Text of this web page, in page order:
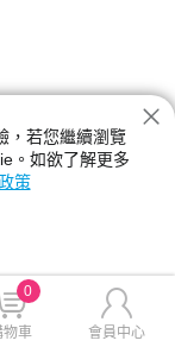
，若您繼續瀏覽
。如欲了解更多
策
物車
0
會員中心